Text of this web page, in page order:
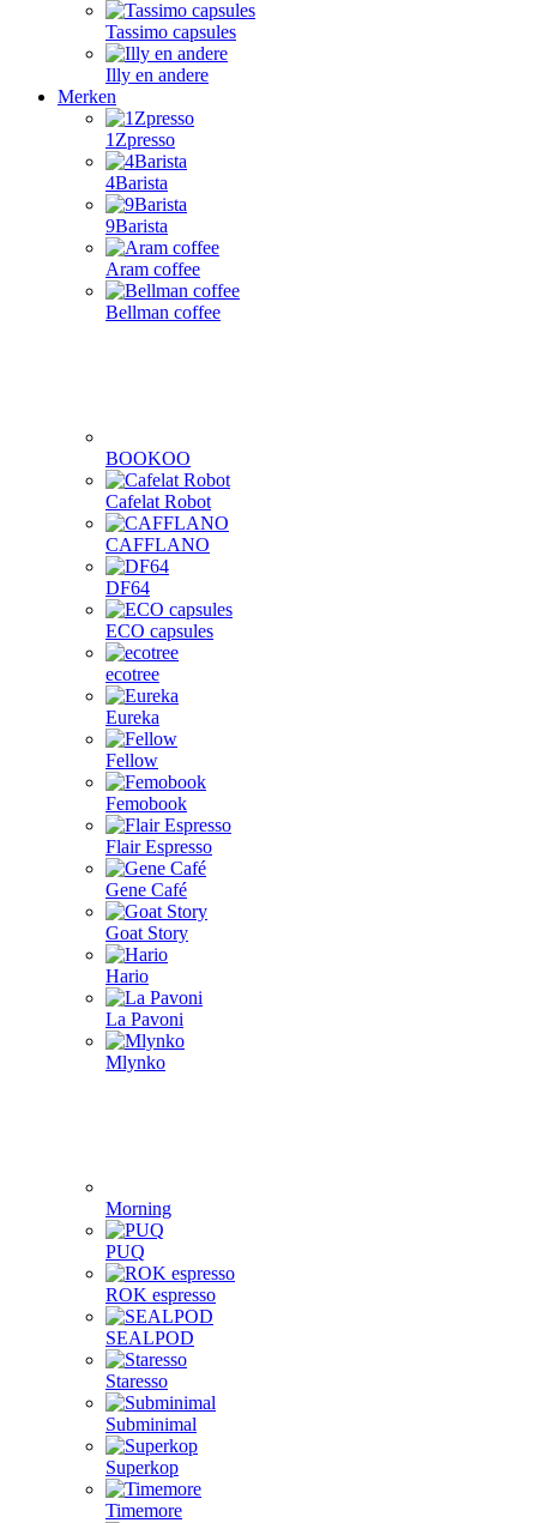
Tassimo capsules
Illy en andere
Merken
1Zpresso
4Barista
9Barista
Aram coffee
Bellman coffee
BOOKOO
Cafelat Robot
CAFFLANO
DF64
ECO capsules
ecotree
Eureka
Fellow
Femobook
Flair Espresso
Gene Café
Goat Story
Hario
La Pavoni
Mlynko
Morning
PUQ
ROK espresso
SEALPOD
Staresso
Subminimal
Superkop
Timemore